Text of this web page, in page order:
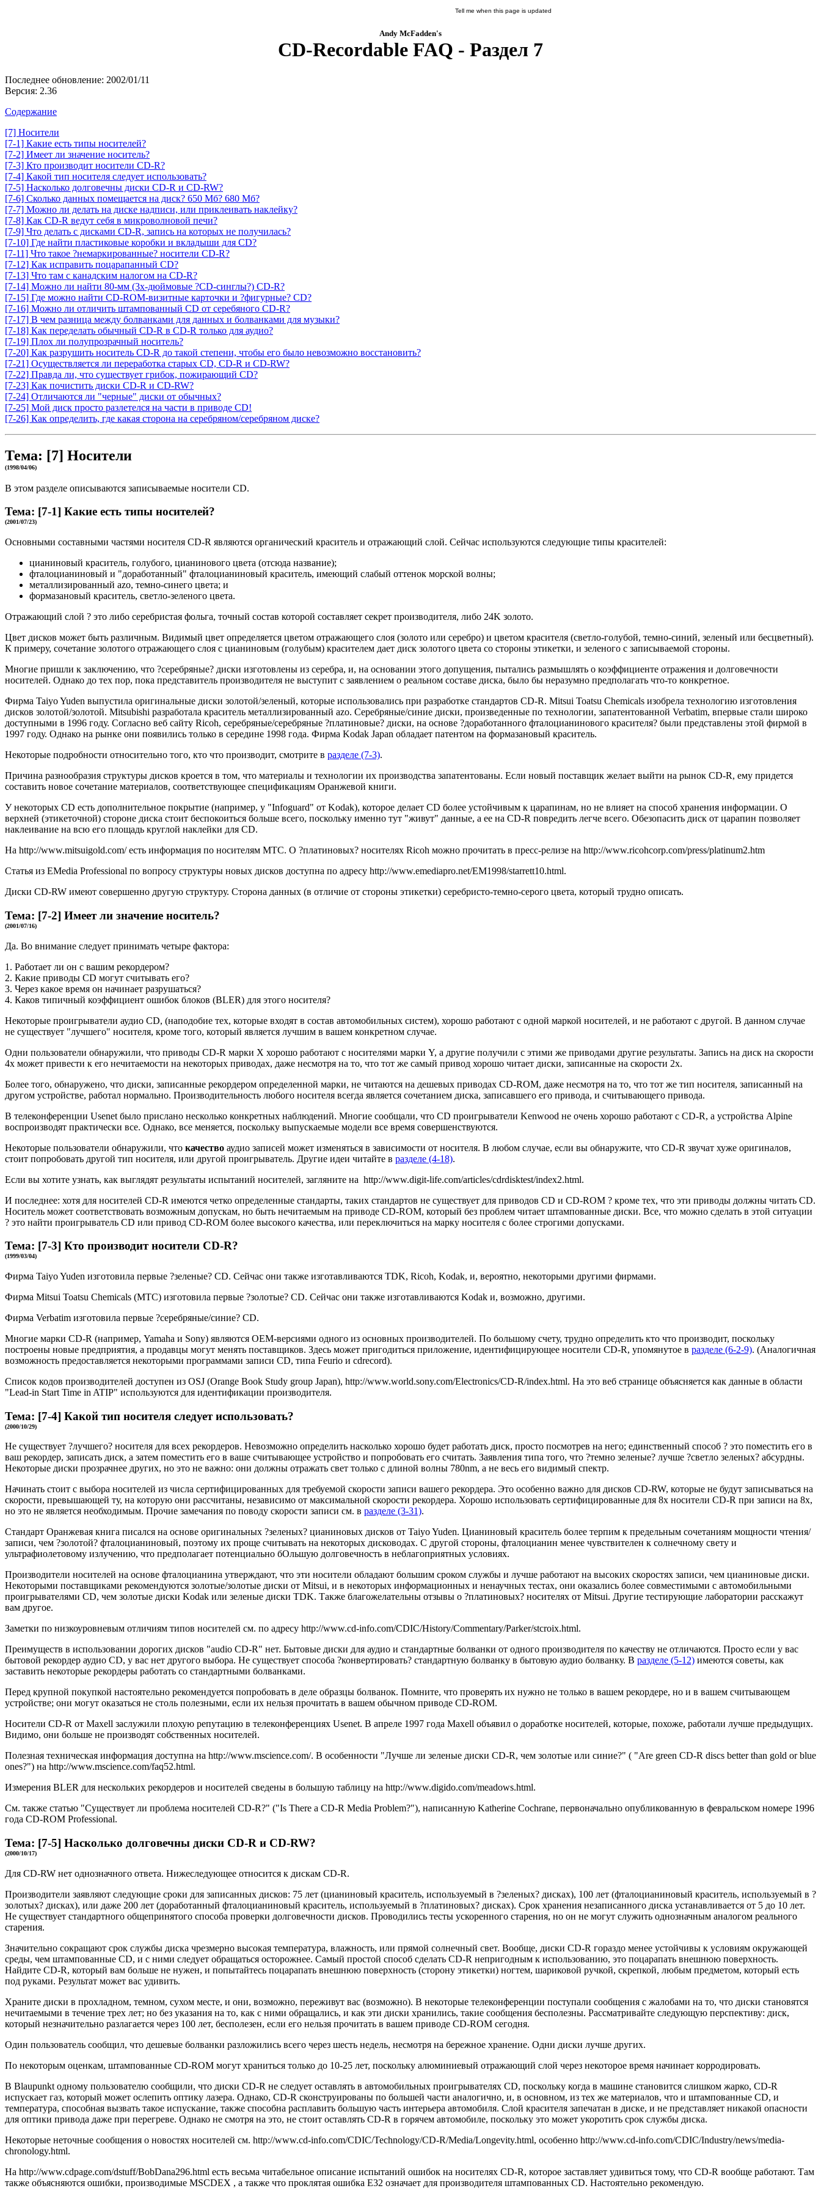
Tell me when this page is updated
Andy McFadden's
CD-Recordable FAQ - Раздел 7
Последнее обновление: 2002/01/11
Версия: 2.36
Содержание
[7] Носители
[7-1] Какие есть типы носителей?
[7-2] Имеет ли значение носитель?
[7-3] Кто производит носители CD-R?
[7-4] Какой тип носителя следует использовать?
[7-5] Насколько долговечны диски CD-R и CD-RW?
[7-6] Сколько данных помещается на диск? 650 Мб? 680 Мб?
[7-7] Можно ли делать на диске надписи, или приклеивать наклейку?
[7-8] Как CD-R ведут себя в микроволновой печи?
[7-9] Что делать с дисками CD-R, запись на которых не получилась?
[7-10] Где найти пластиковые коробки и вкладыши для CD?
[7-11] Что такое ?немаркированные? носители CD-R?
[7-12] Как исправить поцарапанный CD?
[7-13] Что там с канадским налогом на CD-R?
[7-14] Можно ли найти 80-мм (3х-дюймовые ?CD-синглы?) CD-R?
[7-15] Где можно найти CD-ROM-визитные карточки и ?фигурные? CD?
[7-16] Можно ли отличить штампованный CD от серебяного CD-R?
[7-17] В чем разница между болванками для данных и болванками для музыки?
[7-18] Как переделать обычный CD-R в CD-R только для аудио?
[7-19] Плох ли полупрозрачный носитель?
[7-20] Как разрушить носитель CD-R до такой степени, чтобы его было невозможно восстановить?
[7-21] Осуществляется ли переработка старых CD, CD-R и CD-RW?
[7-22] Правда ли, что существует грибок, пожирающий CD?
[7-23] Как почистить диски CD-R и CD-RW?
[7-24] Отличаются ли "черные" диски от обычных?
[7-25] Мой диск просто разлетелся на части в приводе CD!
[7-26] Как определить, где какая сторона на серебряном/серебряном диске?
Тема: [7] Носители
(1998/04/06)
В этом разделе описываются записываемые носители CD.
Тема: [7-1] Какие есть типы носителей?
(2001/07/23)
Основными составными частями носителя CD-R являются органический краситель и отражающий слой. Сейчас используются следующие типы красителей:
цианиновый краситель, голубого, цианинового цвета (отсюда название);
фталоцианиновый и "доработанный" фталоцианиновый краситель, имеющий слабый оттенок морской волны;
металлизированный azo, темно-синего цвета; и
формазановый краситель, светло-зеленого цвета.
Отражающий слой ? это либо серебристая фольга, точный состав которой составляет секрет производителя, либо 24K золото.
Цвет дисков может быть различным. Видимый цвет определяется цветом отражающего слоя (золото или серебро) и цветом красителя (светло-голубой, темно-синий, зеленый или бесцветный).
К примеру, сочетание золотого отражающего слоя с цианиновым (голубым) красителем дает диск золотого цвета со стороны этикетки, и зеленого с записываемой стороны.
Многие пришли к заключению, что ?серебряные? диски изготовлены из серебра, и, на основании этого допущения, пытались размышлять о коэффициенте отражения и долговечности
носителей. Однако до тех пор, пока представитель производителя не выступит с заявлением о реальном составе диска, было бы неразумно предполагать что-то конкретное.
Фирма Taiyo Yuden выпустила оригинальные диски золотой/зеленый, которые использовались при разработке стандартов CD-R. Mitsui Toatsu Chemicals изобрела технологию изготовления
дисков золотой/золотой. Mitsubishi разработала краситель металлизированный azo. Серебряные/синие диски, произведенные по технологии, запатентованной Verbatim, впервые стали широко
доступными в 1996 году. Согласно веб сайту Ricoh, серебряные/серебряные ?платиновые? диски, на основе ?доработанного фталоцианинового красителя? были представлены этой фирмой в
1997 году. Однако на рынке они появились только в середине 1998 года. Фирма Kodak Japan обладает патентом на формазановый краситель.
Некоторые подробности относительно того, кто что производит, смотрите в разделе (7-3).
Причина разнообразия структуры дисков кроется в том, что материалы и технологии их производства запатентованы. Если новый поставщик желает выйти на рынок CD-R, ему придется
составить новое сочетание материалов, соответствующее спецификациям Оранжевой книги.
У некоторых CD есть дополнительное покрытие (например, у "Infoguard" от Kodak), которое делает CD более устойчивым к царапинам, но не влияет на способ хранения информации. О
верхней (этикеточной) стороне диска стоит беспокоиться больше всего, поскольку именно тут "живут" данные, а ее на CD-R повредить легче всего. Обезопасить диск от царапин позволяет
наклеивание на всю его площадь круглой наклейки для CD.
На http://www.mitsuigold.com/ есть информация по носителям MTC. О ?платиновых? носителях Ricoh можно прочитать в пресс-релизе на http://www.ricohcorp.com/press/platinum2.htm
Статья из EMedia Professional по вопросу структуры новых дисков доступна по адресу http://www.emediapro.net/EM1998/starrett10.html.
Диски CD-RW имеют совершенно другую структуру. Сторона данных (в отличие от стороны этикетки) серебристо-темно-серого цвета, который трудно описать.
Тема: [7-2] Имеет ли значение носитель?
(2001/07/16)
Да. Во внимание следует принимать четыре фактора:
1. Работает ли он с вашим рекордером?
2. Какие приводы CD могут считывать его?
3. Через какое время он начинает разрушаться?
4. Каков типичный коэффициент ошибок блоков (BLER) для этого носителя?
Некоторые проигрыватели аудио CD, (наподобие тех, которые входят в состав автомобильных систем), хорошо работают с одной маркой носителей, и не работают с другой. В данном случае
не существует "лучшего" носителя, кроме того, который является лучшим в вашем конкретном случае.
Одни пользователи обнаружили, что приводы CD-R марки Х хорошо работают с носителями марки Y, а другие получили с этими же приводами другие результаты. Запись на диск на скорости
4х может привести к его нечитаемости на некоторых приводах, даже несмотря на то, что тот же самый привод хорошо читает диски, записанные на скорости 2x.
Более того, обнаружено, что диски, записанные рекордером определенной марки, не читаются на дешевых приводах CD-ROM, даже несмотря на то, что тот же тип носителя, записанный на
другом устройстве, работал нормально. Производительность любого носителя всегда является сочетанием диска, записавшего его привода, и считывающего привода.
В телеконференции Usenet было прислано несколько конкретных наблюдений. Многие сообщали, что CD проигрыватели Kenwood не очень хорошо работают с CD-R, а устройства Alpine
воспроизводят практически все. Однако, все меняется, поскольку выпускаемые модели все время совершенствуются.
Некоторые пользователи обнаружили, что качество аудио записей может изменяться в зависимости от носителя. В любом случае, если вы обнаружите, что CD-R звучат хуже оригиналов,
стоит попробовать другой тип носителя, или другой проигрыватель. Другие идеи читайте в разделе (4-18).
Если вы хотите узнать, как выглядят результаты испытаний носителей, загляните на http://www.digit-life.com/articles/cdrdisktest/index2.html.
И последнее: хотя для носителей CD-R имеются четко определенные стандарты, таких стандартов не существует для приводов CD и CD-ROM ? кроме тех, что эти приводы должны читать CD.
Носитель может соответствовать возможным допускам, но быть нечитаемым на приводе CD-ROM, который без проблем читает штампованные диски. Все, что можно сделать в этой ситуации
? это найти проигрыватель CD или привод CD-ROM более высокого качества, или переключиться на марку носителя с более строгими допусками.
Тема: [7-3] Кто производит носители CD-R?
(1999/03/04)
Фирма Taiyo Yuden изготовила первые ?зеленые? CD. Сейчас они также изготавливаются TDK, Ricoh, Kodak, и, вероятно, некоторыми другими фирмами.
Фирма Mitsui Toatsu Chemicals (MTC) изготовила первые ?золотые? CD. Сейчас они также изготавливаются Kodak и, возможно, другими.
Фирма Verbatim изготовила первые ?серебряные/синие? CD.
Многие марки CD-R (например, Yamaha и Sony) являются OEM-версиями одного из основных производителей. По большому счету, трудно определить кто что производит, поскольку
построены новые предприятия, а продавцы могут менять поставщиков. Здесь может пригодиться приложение, идентифицирующее носители CD-R, упомянутое в разделе (6-2-9). (Аналогичная
возможность предоставляется некоторыми программами записи CD, типа Feurio и cdrecord).
Список кодов производителей доступен из OSJ (Orange Book Study group Japan), http://www.world.sony.com/Electronics/CD-R/index.html. На это веб странице объясняется как данные в области
"Lead-in Start Time in ATIP" используются для идентификации производителя.
Тема: [7-4] Какой тип носителя следует использовать?
(2000/10/29)
Не существует ?лучшего? носителя для всех рекордеров. Невозможно определить насколько хорошо будет работать диск, просто посмотрев на него; единственный способ ? это поместить его в
ваш рекордер, записать диск, а затем поместить его в ваше считывающее устройство и попробовать его считать. Заявления типа того, что ?темно зеленые? лучше ?светло зеленых? абсурдны.
Некоторые диски прозрачнее других, но это не важно: они должны отражать свет только с длиной волны 780nm, а не весь его видимый спектр.
Начинать стоит с выбора носителей из числа сертифицированных для требуемой скорости записи вашего рекордера. Это особенно важно для дисков CD-RW, которые не будут записываться на
скорости, превышающей ту, на которую они рассчитаны, независимо от максимальной скорости рекордера. Хорошо использовать сертифицированные для 8х носители CD-R при записи на 8x,
но это не является необходимым. Прочие замечания по поводу скорости записи см. в разделе (3-31).
Стандарт Оранжевая книга писался на основе оригинальных ?зеленых? цианиновых дисков от Taiyo Yuden. Цианиновый краситель более терпим к предельным сочетаниям мощности чтения/
записи, чем ?золотой? фталоцианиновый, поэтому их проще считывать на некоторых дисководах. С другой стороны, фталоцианин менее чувствителен к солнечному свету и
ультрафиолетовому излучению, что предполагает потенциально бОльшую долговечность в неблагоприятных условиях.
Производители носителей на основе фталоцианина утверждают, что эти носители обладают большим сроком службы и лучше работают на высоких скоростях записи, чем цианиновые диски.
Некоторыми поставщиками рекомендуются золотые/золотые диски от Mitsui, и в некоторых информационных и ненаучных тестах, они оказались более совместимыми с автомобильными
проигрывателями CD, чем золотые диски Kodak или зеленые диски TDK. Также благожелательны отзывы о ?платиновых? носителях от Mitsui. Другие тестирующие лаборатории расскажут
вам другое.
Заметки по низкоуровневым отличиям типов носителей см. по адресу http://www.cd-info.com/CDIC/History/Commentary/Parker/stcroix.html.
Преимуществ в использовании дорогих дисков "audio CD-R" нет. Бытовые диски для аудио и стандартные болванки от одного производителя по качеству не отличаются. Просто если у вас
бытовой рекордер аудио CD, у вас нет другого выбора. Не существует способа ?конвертировать? стандартную болванку в бытовую аудио болванку. В разделе (5-12) имеются советы, как
заставить некоторые рекордеры работать со стандартными болванками.
Перед крупной покупкой настоятельно рекомендуется попробовать в деле образцы болванок. Помните, что проверять их нужно не только в вашем рекордере, но и в вашем считывающем
устройстве; они могут оказаться не столь полезными, если их нельзя прочитать в вашем обычном приводе CD-ROM.
Носители CD-R от Maxell заслужили плохую репутацию в телеконференциях Usenet. В апреле 1997 года Maxell объявил о доработке носителей, которые, похоже, работали лучше предыдущих.
Видимо, они больше не производят собственных носителей.
Полезная техническая информация доступна на http://www.mscience.com/. В особенности "Лучше ли зеленые диски CD-R, чем золотые или синие?" ( "Are green CD-R discs better than gold or blue
ones?") на http://www.mscience.com/faq52.html.
Измерения BLER для нескольких рекордеров и носителей сведены в большую таблицу на http://www.digido.com/meadows.html.
См. также статью "Существует ли проблема носителей CD-R?" ("Is There a CD-R Media Problem?"), написанную Katherine Cochrane, первоначально опубликованную в февральском номере 1996
года CD-ROM Professional.
Тема: [7-5] Насколько долговечны диски CD-R и CD-RW?
(2000/10/17)
Для CD-RW нет однозначного ответа. Нижеследующее относится к дискам CD-R.
Производители заявляют следующие сроки для записанных дисков: 75 лет (цианиновый краситель, используемый в ?зеленых? дисках), 100 лет (фталоцианиновый краситель, используемый в ?
золотых? дисках), или даже 200 лет (доработанный фталоцианиновый краситель, используемый в ?платиновых? дисках). Срок хранения незаписанного диска устанавливается от 5 до 10 лет.
Не существует стандартного общепринятого способа проверки долговечности дисков. Проводились тесты ускоренного старения, но он не могут служить однозначным аналогом реального
старения.
Значительно сокращают срок службы диска чрезмерно высокая температура, влажность, или прямой солнечный свет. Вообще, диски CD-R гораздо менее устойчивы к условиям окружающей
среды, чем штампованные CD, и с ними следует обращаться осторожнее. Самый простой способ сделать CD-R непригодным к использованию, это поцарапать внешнюю поверхность.
Найдите CD-R, который вам больше не нужен, и попытайтесь поцарапать внешнюю поверхность (сторону этикетки) ногтем, шариковой ручкой, скрепкой, любым предметом, который есть
под руками. Результат может вас удивить.
Храните диски в прохладном, темном, сухом месте, и они, возможно, переживут вас (возможно). В некоторые телеконференции поступали сообщения с жалобами на то, что диски становятся
нечитаемыми в течение трех лет; но без указания на то, как с ними обращались, и как эти диски хранились, такие сообщения бесполезны. Рассматривайте следующую перспективу: диск,
который незначительно разлагается через 100 лет, бесполезен, если его нельзя прочитать в вашем приводе CD-ROM сегодня.
Один пользователь сообщил, что дешевые болванки разложились всего через шесть недель, несмотря на бережное хранение. Одни диски лучше других.
По некоторым оценкам, штампованные CD-ROM могут храниться только до 10-25 лет, поскольку алюминиевый отражающий слой через некоторое время начинает корродировать.
В Blaupunkt одному пользователю сообщили, что диски CD-R не следует оставлять в автомобильных проигрывателях CD, поскольку когда в машине становится слишком жарко, CD-R
испускает газ, который может ослепить оптику лазера. Однако, CD-R сконструированы по большей части аналогично, и, в основном, из тех же материалов, что и штампованные CD, и
температура, способная вызвать такое испускание, также способна расплавить большую часть интерьера автомобиля. Слой красителя запечатан в диске, и не представляет никакой опасности
для оптики привода даже при перегреве. Однако не смотря на это, не стоит оставлять CD-R в горячем автомобиле, поскольку это может укоротить срок службы диска.
Некоторые неточные сообщения о новостях носителей см. http://www.cd-info.com/CDIC/Technology/CD-R/Media/Longevity.html, особенно http://www.cd-info.com/CDIC/Industry/news/media-
chronology.html.
На http://www.cdpage.com/dstuff/BobDana296.html есть весьма читабельное описание испытаний ошибок на носителях CD-R, которое заставляет удивиться тому, что CD-R вообще работают. Там
также объясняются ошибки, производимые MSCDEX , а также что проклятая ошибка E32 означает для производителя штампованных CD. Настоятельно рекомендую.